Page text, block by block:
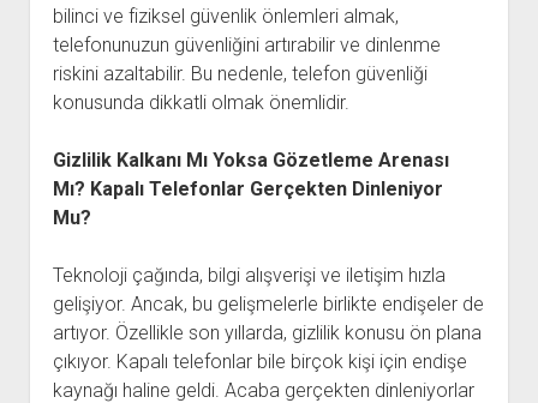
bilinci ve fiziksel güvenlik önlemleri almak,
telefonunuzun güvenliğini artırabilir ve dinlenme
riskini azaltabilir. Bu nedenle, telefon güvenliği
konusunda dikkatli olmak önemlidir.
Gizlilik Kalkanı Mı Yoksa Gözetleme Arenası
Mı? Kapalı Telefonlar Gerçekten Dinleniyor
Mu?
Teknoloji çağında, bilgi alışverişi ve iletişim hızla
gelişiyor. Ancak, bu gelişmelerle birlikte endişeler de
artıyor. Özellikle son yıllarda, gizlilik konusu ön plana
çıkıyor. Kapalı telefonlar bile birçok kişi için endişe
kaynağı haline geldi. Acaba gerçekten dinleniyorlar